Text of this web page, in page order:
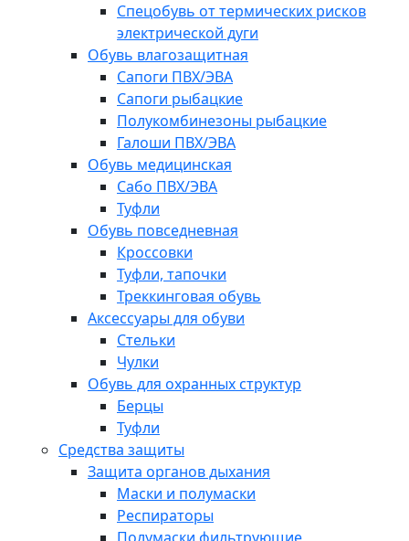
Спецобувь от термических рисков
электрической дуги
Обувь влагозащитная
Сапоги ПВХ/ЭВА
Сапоги рыбацкие
Полукомбинезоны рыбацкие
Галоши ПВХ/ЭВА
Обувь медицинская
Сабо ПВХ/ЭВА
Туфли
Обувь повседневная
Кроссовки
Туфли, тапочки
Треккинговая обувь
Аксессуары для обуви
Стельки
Чулки
Обувь для охранных структур
Берцы
Туфли
Средства защиты
Защита органов дыхания
Маски и полумаски
Респираторы